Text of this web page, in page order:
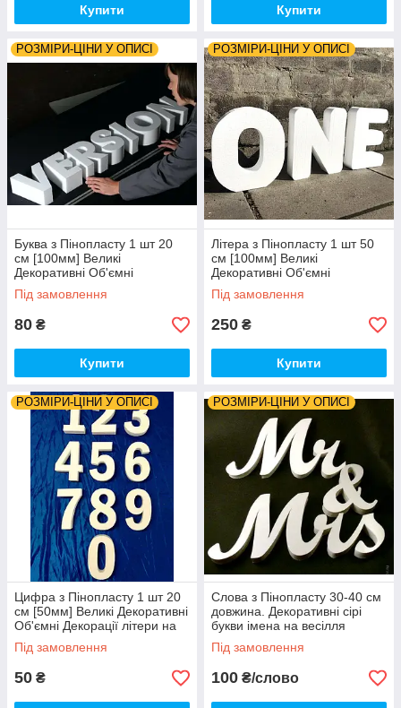
Купити Купити
РОЗМІРИ-ЦІНИ У ОПИСІ
Буква з Пінопласту 1 шт 20
см [100мм] Великі
Декоративні Об'ємні
Декорації цифри на весілля
слова з пінопласту
Під замовлення
80 ₴
Купити
РОЗМІРИ-ЦІНИ У ОПИСІ
Літера з Пінопласту 1 шт 50
см [100мм] Великі
Декоративні Об'ємні
Декорації цифри на весілля
слова з пінопласту
Під замовлення
250 ₴
Купити
РОЗМІРИ-ЦІНИ У ОПИСІ
Цифра з Пінопласту 1 шт 20
см [50мм] Великі Декоративні
Об'ємні Декорації літери на
весілля слова з пінопласту
Під замовлення
50 ₴
РОЗМІРИ-ЦІНИ У ОПИСІ
Слова з Пінопласту 30-40 см
довжина. Декоративні сірі
букви імена на весілля
народження хрещення
об'ємні імена літери
Під замовлення
100 ₴/слово